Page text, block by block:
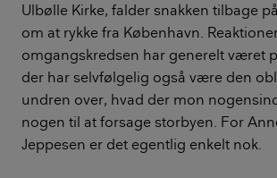
Ulbølle Kirke, falder snakken tilbage
om at rykke fra København.
omgangskredsen har generelt været
der har selvfølgelig også være den
undren over, hvad der mon
nogen til at forsage storbyen. For
Jeppesen er det egentlig enkelt nok.